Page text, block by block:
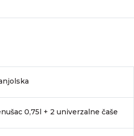
0,75l + 2 univerzalne čaše